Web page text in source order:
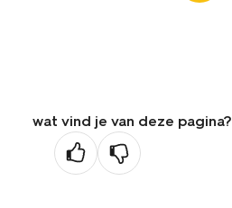
wat vind je van deze pagina?